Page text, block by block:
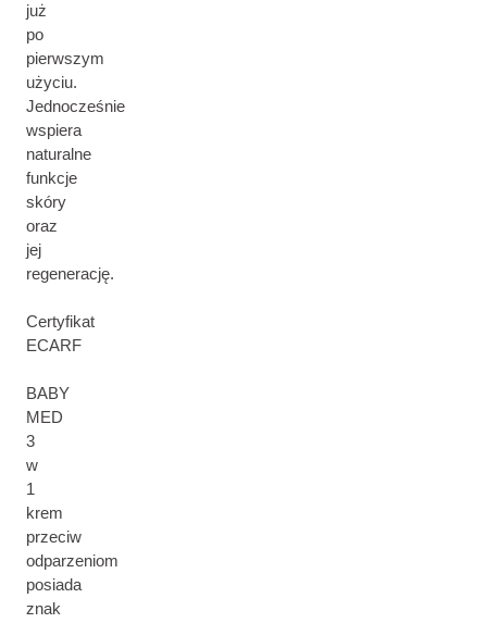
już
po
pierwszym
użyciu.
Jednocześnie
wspiera
naturalne
funkcje
skóry
oraz
jej
regenerację.
Certyfikat
ECARF
BABY
MED
3
w
1
krem
przeciw
odparzeniom
posiada
znak